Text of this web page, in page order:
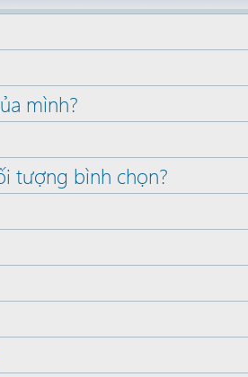
mình?
tượng bình chọn?